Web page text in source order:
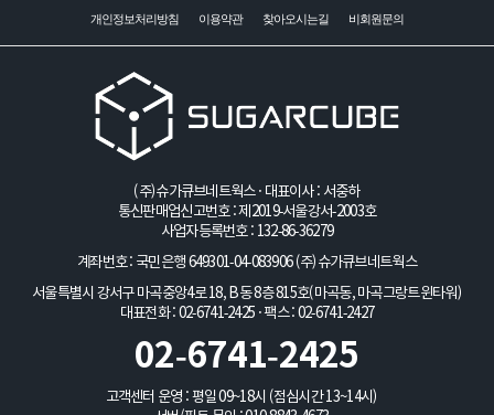
개인정보처리방침 이용약관 찾아오시는길 비회원문의
(주)슈가큐브네트웍스 · 대표이사 : 서중하
통신판매업신고번호 : 제2019-서울강서-2003호
사업자등록번호 : 132-86-36279
계좌번호 : 국민은행 649301-04-083906 (주)슈가큐브네트웍스
서울특별시 강서구 마곡중앙4로 18, B동 8층 815호(마곡동, 마곡그랑트윈타워)
대표전화 : 02-6741-2425 · 팩스 : 02-6741-2427
02-6741-2425
고객센터 운영 : 평일 09~18시 (점심시간 13~14시)